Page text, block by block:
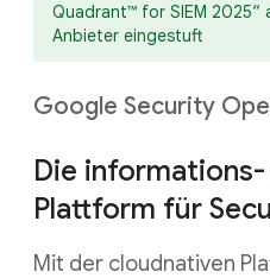
Quadrant™ for SIEM 2025“
Anbieter eingestuft
Google Security
Die
Plattform für
Mit der cloudnativen